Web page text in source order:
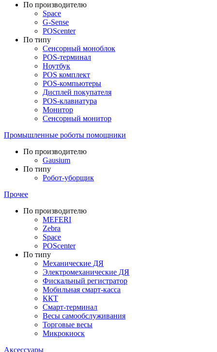
По производителю
Space
G-Sense
POScenter
По типу
Сенсорный моноблок
POS-терминал
Ноутбук
POS комплект
POS-компьютеры
Дисплей покупателя
POS-клавиатура
Монитор
Сенсорный монитор
Промышленные роботы помощники
По производителю
Gausium
По типу
Робот-уборщик
Прочее
По производителю
MEFERI
Zebra
Space
POScenter
По типу
Механические ДЯ
Электромеханические ДЯ
Фискальный регистратор
Мобильная смарт-касса
ККТ
Смарт-терминал
Весы самообслуживания
Торговые весы
Микрокиоск
Аксессуары